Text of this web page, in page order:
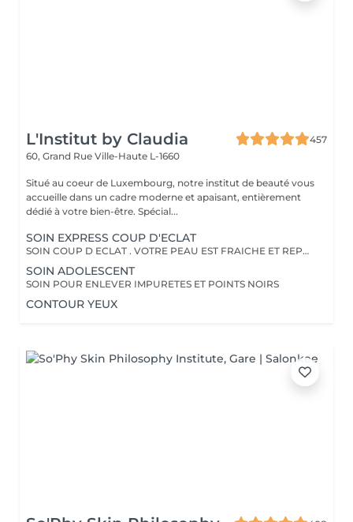
L'Institut by Claudia
457
60, Grand Rue Ville-Haute L-1660
Situé au coeur de Luxembourg, notre institut de beauté vous
accueille dans un cadre moderne et apaisant, entièrement
dédié à votre bien-être. Spécial...
SOIN EXPRESS COUP D'ECLAT
SOIN COUP D ECLAT . VOTRE PEAU EST FRAICHE ET REPOSEE
SOIN ADOLESCENT
SOIN POUR ENLEVER IMPURETES ET POINTS NOIRS
CONTOUR YEUX